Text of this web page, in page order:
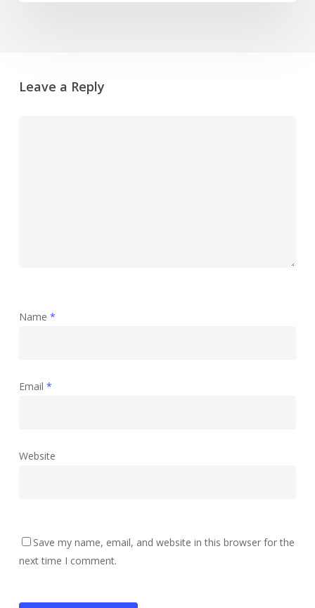
Leave a Reply
Name *
Email *
Website
Save my name, email, and website in this browser for the
next time I comment.